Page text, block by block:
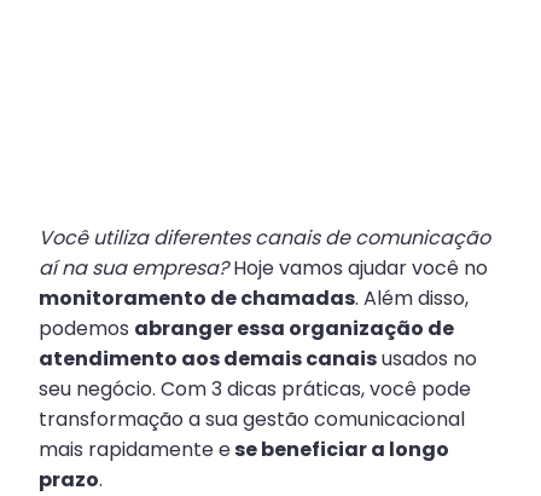
Você utiliza diferentes canais de comunicação
aí na sua empresa?Hoje vamos ajudar você no
monitoramento de chamadas. Além disso,
podemos abranger essa organização de
atendimento aos demais canaisusados no
seu negócio. Com 3 dicas práticas, você pode
transformação a sua gestão comunicacional
mais rapidamente ese beneficiar a longo
prazo.